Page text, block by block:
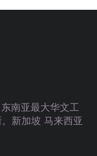
南亚最大华文工
新加坡 马来西亚